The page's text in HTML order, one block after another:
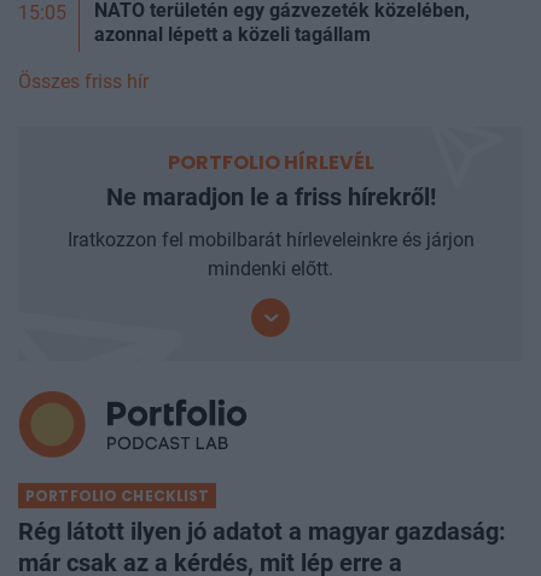
15:05
NATO területén egy gázvezeték közelében,
azonnal lépett a közeli tagállam
Összes friss hír
PORTFOLIO HÍRLEVÉL
Ne maradjon le a friss hírekről!
Iratkozzon fel mobilbarát hírleveleinkre és járjon
mindenki előtt.
PORTFOLIO CHECKLIST
Rég látott ilyen jó adatot a magyar gazdaság:
már csak az a kérdés, mit lép erre a